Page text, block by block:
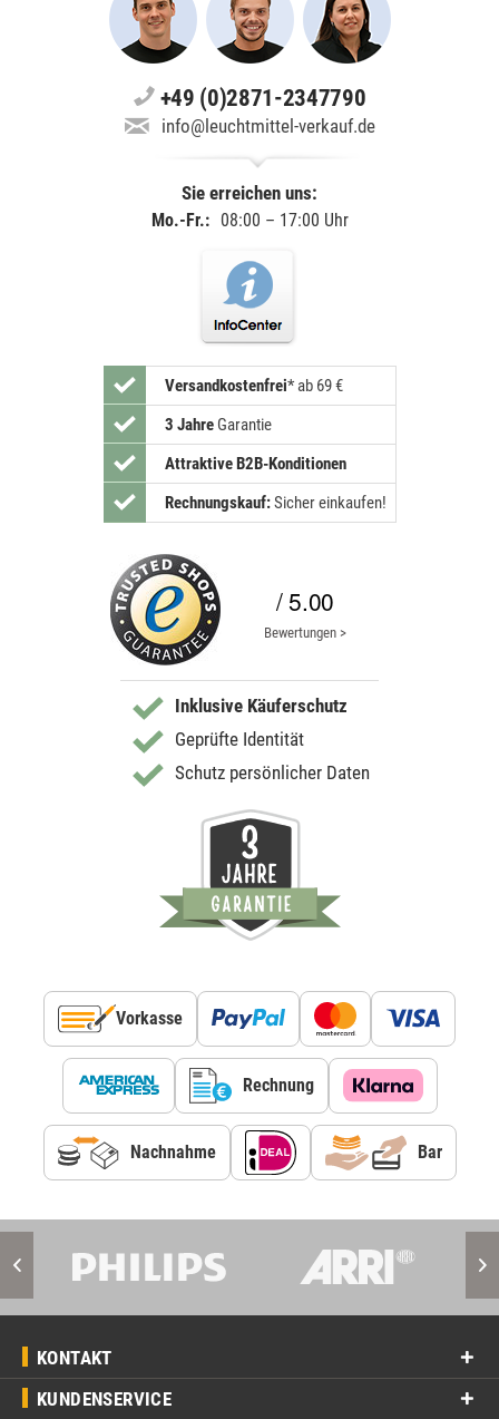
+49 (0)2871-2347790
info@leuchtmittel-verkauf.de
Sie erreichen uns:
Mo.-Fr.: 08:00 – 17:00 Uhr
Versandkostenfrei* ab 69 €
3 JahreGarantie
Attraktive B2B-Konditionen
Rechnungskauf:Sicher einkaufen!
/ 5.00
Bewertungen >
Inklusive Käuferschutz
Geprüfte Identität
Schutz persönlicher Daten
Vorkasse
Rechnung
Nachnahme Bar
KONTAKT
KUNDENSERVICE